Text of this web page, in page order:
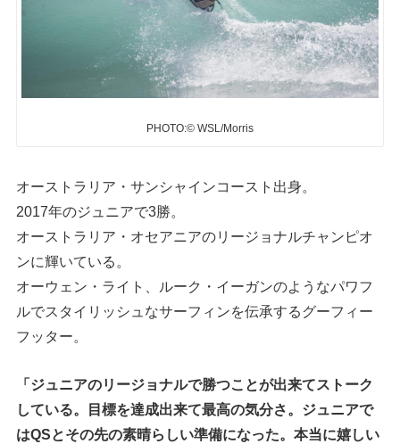
PHOTO:© WSL/Morris
オーストラリア・サンシャインコースト出身。
2017年のジュニアで3勝。
オーストラリア・オセアニアのリージョナルチャンピオ
ンに輝いている。
オーウェン・ライト、ルーク・イーガンのようなパワフ
ルでスタイリッシュなサーフィンを伝承するグーフィー
フッター。
「ジュニアのリージョナルで勝つことが出来てストーク
している。目標を達成出来て最高の気分さ。ジュニアで
はQSとその先の素晴らしい準備になった。本当に嬉しい